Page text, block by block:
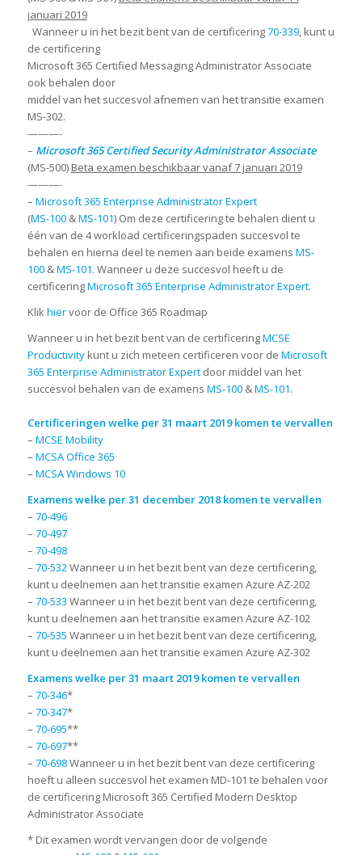
januari 2019
Wanneer u in het bezit bent van de certificering70-339, kunt u
de certificering
Microsoft 365 Certified Messaging Administrator Associate
ook behalen door
middel van het succesvol afnemen van het transitie examen
MS-302.
———-
– Microsoft 365 Certified Security Administrator Associate
(MS-500) Beta examen beschikbaar vanaf 7 januari 2019
———-
– Microsoft 365 Enterprise Administrator Expert
(MS-100&MS-101) Om deze certificering te behalen dient u
één van de 4 workload certificeringspaden succesvol te
behalen en hierna deel te nemen aan beide examens MS-
100&MS-101. Wanneer u deze succesvol heeft u de
certificeringMicrosoft 365 Enterprise Administrator Expert.
Klikhiervoor de Office 365 Roadmap
Wanneer u in het bezit bent van de certificeringMCSE
Productivitykunt u zich meteen certificeren voor de Microsoft
365 Enterprise Administrator Expertdoor middel van het
succesvol behalen van de examens MS-100&MS-101.
Certificeringen welke per 31 maart 2019 komen te vervallen
– MCSE Mobility
– MCSA Office 365
– MCSA Windows 10
Examens welke per 31 december 2018 komen te vervallen
– 70-496
– 70-497
– 70-498
– 70-532Wanneer u in het bezit bent van deze certificering,
kunt u deelnemen aan het transitie examen Azure AZ-202
– 70-533 Wanneer u in het bezit bent van deze certificering,
kunt u deelnemen aan het transitie examen Azure AZ-102
– 70-535 Wanneer u in het bezit bent van deze certificering,
kunt u deelnemen aan het transitie examen Azure AZ-302
Examens welke per 31 maart 2019 komen te vervallen
– 70-346*
– 70-347*
– 70-695**
– 70-697**
– 70-698Wanneer u in het bezit bent van deze certificering
hoeft u alleen succesvol het examen MD-101 te behalen voor
de certificering Microsoft 365 Certified Modern Desktop
Administrator Associate
* Dit examen wordt vervangen door de volgende